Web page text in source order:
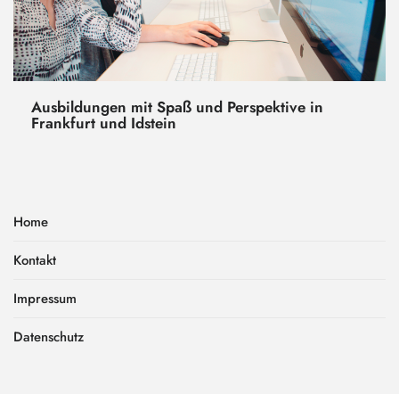
Ausbildungen mit Spaß und Perspektive in
Frankfurt und Idstein
Home
Kontakt
Impressum
Datenschutz